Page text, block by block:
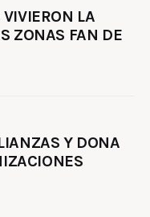
LA
ZONAS FAN DE
Y DONA